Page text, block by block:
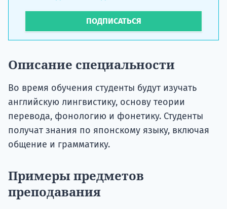
ПОДПИСАТЬСЯ
Описание специальности
Во время обучения студенты будут изучать
английскую лингвистику, основу теории
перевода, фонологию и фонетику. Студенты
получат знания по японскому языку, включая
общение и грамматику.
Примеры предметов
преподавания